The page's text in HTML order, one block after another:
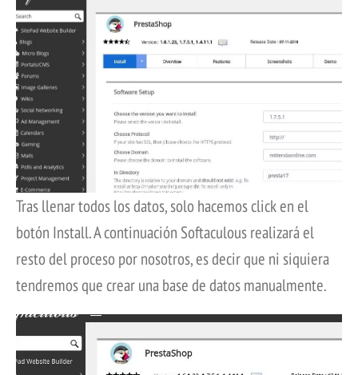
Tras llenar todos los datos, solo hacemos click en el
botón Install. A continuación Softaculous realizará el
resto del proceso por nosotros, es decir que ni siquiera
tendremos que crear una base de datos manualmente.